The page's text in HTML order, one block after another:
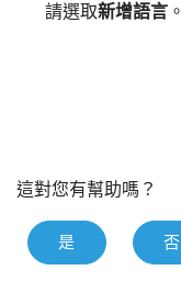
請選取新增語言。
這對您有幫助嗎？
是 否